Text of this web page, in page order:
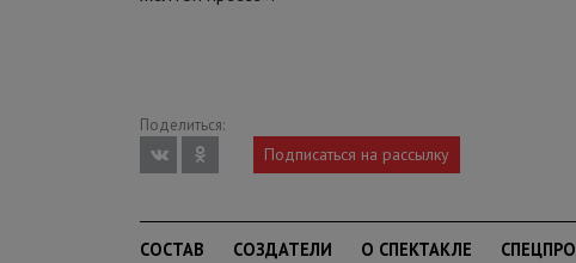
Поделиться:
Подписаться на рассылку
СОСТАВ СОЗДАТЕЛИ О СПЕКТАКЛЕ